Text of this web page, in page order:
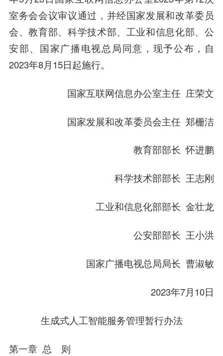
室务会会议审议通过，并经国家发展和改革委员
会、教育部、科学技术部、工业和信息化部、公
安部、国家广播电视总局同意，现予公布，自
2023年8月15日起施行。
国家互联网信息办公室主任 庄荣文
国家发展和改革委员会主任 郑栅洁
教育部部长 怀进鹏
科学技术部部长 王志刚
工业和信息化部部长 金壮龙
公安部部长 王小洪
国家广播电视总局局长 曹淑敏
2023年7月10日
生成式人工智能服务管理暂行办法
第一章 总 则